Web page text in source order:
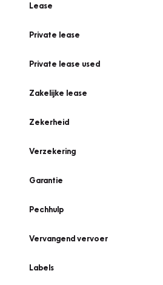
Lease
Private lease
Private lease used
Zakelijke lease
Zekerheid
Verzekering
Garantie
Pechhulp
Vervangend vervoer
Labels